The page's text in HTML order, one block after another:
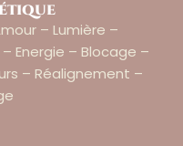
– Lumière –
Energie – Blocage –
– Réalignement –